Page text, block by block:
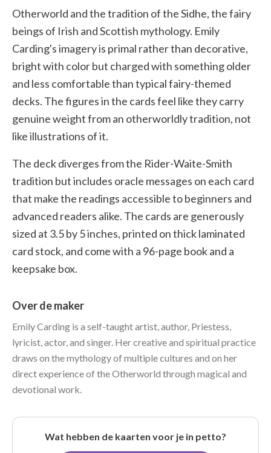
Otherworld and the tradition of the Sidhe, the fairy
beings of Irish and Scottish mythology. Emily
Carding's imagery is primal rather than decorative,
bright with color but charged with something older
and less comfortable than typical fairy-themed
decks. The figures in the cards feel like they carry
genuine weight from an otherworldly tradition, not
like illustrations of it.
The deck diverges from the Rider-Waite-Smith
tradition but includes oracle messages on each card
that make the readings accessible to beginners and
advanced readers alike. The cards are generously
sized at 3.5 by 5 inches, printed on thick laminated
card stock, and come with a 96-page book and a
keepsake box.
Over de maker
Emily Carding is a self-taught artist, author, Priestess,
lyricist, actor, and singer. Her creative and spiritual practice
draws on the mythology of multiple cultures and on her
direct experience of the Otherworld through magical and
devotional work.
Wat hebben de kaarten voor je in petto?